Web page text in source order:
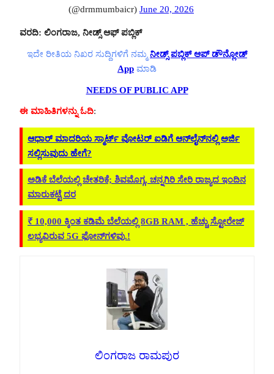
(@drmmumbaicr) June 20, 2026
ವರದಿ: ಲಿಂಗರಾಜ, ನೀಡ್ಸ್ ಆಫ್ ಪಬ್ಲಿಕ್
ಇದೇ ರೀತಿಯ ನಿಖರ ಸುದ್ದಿಗಳಿಗೆ ನಮ್ಮ ನೀಡ್ಸ್ ಪಬ್ಲಿಕ್ ಆಪ್ ಡೌನ್ಲೋಡ್
App ಮಾಡಿ
NEEDS OF PUBLIC APP
ಈ ಮಾಹಿತಿಗಳನ್ನು ಓದಿ:
ಆಧಾರ್ ಮಾದರಿಯ ಸ್ಮಾರ್ಟ್ ವೋಟರ್ ಐಡಿಗೆ ಆನ್‌ಲೈನ್‌ನಲ್ಲಿ ಅರ್ಜಿ
ಸಲ್ಲಿಸುವುದು ಹೇಗೆ?
ಅಡಿಕೆ ಬೆಲೆಯಲ್ಲಿ ಚೇತರಿಕೆ; ಶಿವಮೊಗ್ಗ, ಚನ್ನಗಿರಿ ಸೇರಿ ರಾಜ್ಯದ ಇಂದಿನ
ಮಾರುಕಟ್ಟೆ ದರ
₹ 10,000 ಕ್ಕಿಂತ ಕಡಿಮೆ ಬೆಲೆಯಲ್ಲಿ 8GB RAM , ಹೆಚ್ಚು ಸ್ಟೋರೇಜ್‌
ಲಭ್ಯವಿರುವ 5G ಫೋನ್‌ಗಳಿವು.!
ಲಿಂಗರಾಜ ರಾಮಪುರ